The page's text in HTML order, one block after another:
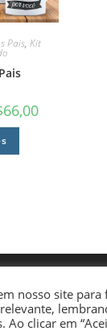
Pais,Kit
66,00
nosso site para
Ao clicar em